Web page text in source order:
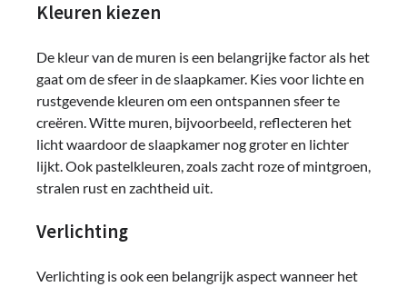
Kleuren kiezen
De kleur van de muren is een belangrijke factor als het
gaat om de sfeer in de slaapkamer. Kies voor lichte en
rustgevende kleuren om een ontspannen sfeer te
creëren. Witte muren, bijvoorbeeld, reflecteren het
licht waardoor de slaapkamer nog groter en lichter
lijkt. Ook pastelkleuren, zoals zacht roze of mintgroen,
stralen rust en zachtheid uit.
Verlichting
Verlichting is ook een belangrijk aspect wanneer het